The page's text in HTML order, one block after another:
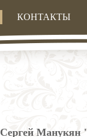
КОНТАКТЫ
Сергей Манукян